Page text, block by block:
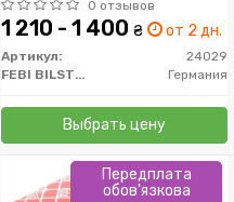
ML 230
0 отзывов
1 210 - 1 400 ₴ от 2 дн.
Артикул:
24029
FEBI BILSTEIN
Германия
Выбрать цену
Передплата
обов'язкова